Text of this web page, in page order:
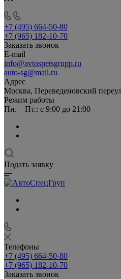
+7 (495) 664-50-80
+7 (965) 182-10-70
Заказать звонок
E-mail
info@avtospetsgrupp.ru
auto-sg@mail.ru
Адрес
Москва, Переведеновский
Режим работы
Пн. – Пт.: с 9:00 до 21:00
Подать заявку
Телефоны
+7 (495) 664-50-80
+7 (965) 182-10-70
Заказать звонок